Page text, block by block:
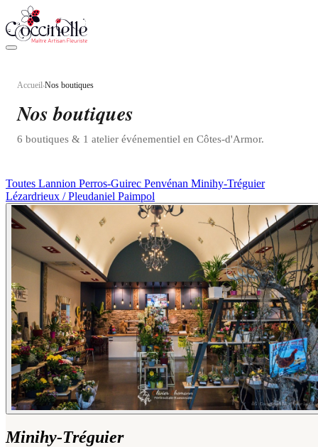
Aller au contenu principal
COMMANDER EN LIGNE
Accueil›Nos boutiques
Nos boutiques
6 boutiques & 1 atelier événementiel en Côtes-d'Armor.
Toutes Lannion Perros-Guirec Penvénan Minihy-Tréguier
Lézardrieux / Pleudaniel Paimpol
Minihy-Tréguier